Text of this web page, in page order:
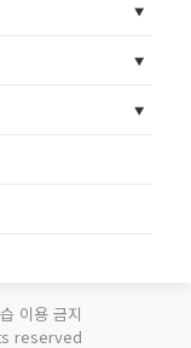
이용 금지
reserved